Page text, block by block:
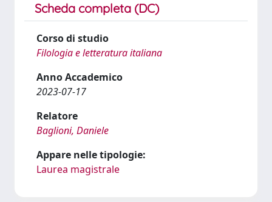
Scheda completa (DC)
Corso di studio
Filologia e letteratura italiana
Anno Accademico
2023-07-17
Relatore
Baglioni, Daniele
Appare nelle tipologie:
Laurea magistrale